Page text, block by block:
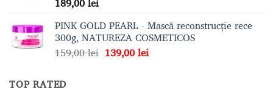
5.00din 5
PINK GOLD PEARL - Mască reconstrucție rece
300g, NATUREZA COSMETICOS
159,00lei Prețul
139,00leiPrețul
TOP RATED